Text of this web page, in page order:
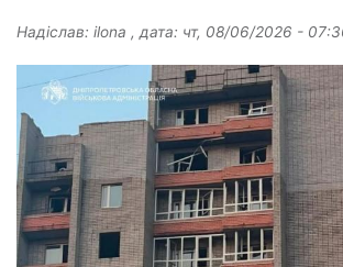
Надіслав: ilona , дата: чт, 08/06/2026 -